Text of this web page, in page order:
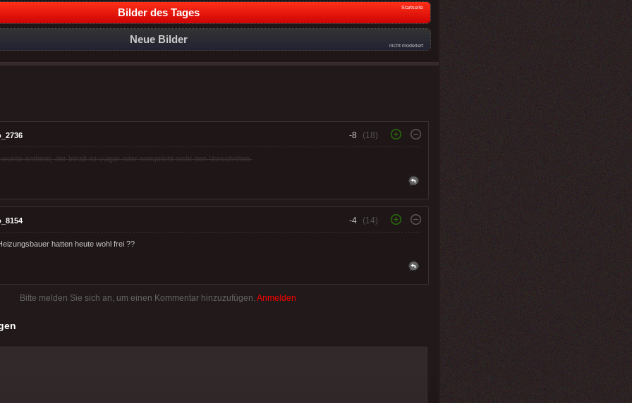
Bilder des Tages Startseite
Neue Bilder
nicht moderiert
-8 (18)
entfernt, der Inhalt ist vulgär oder entspricht nicht den Vorschriften.
-4 (14)
hatten heute wohl frei ??
Bitte melden Sie sich an, um einen Kommentar hinzuzufügen. Anmelden